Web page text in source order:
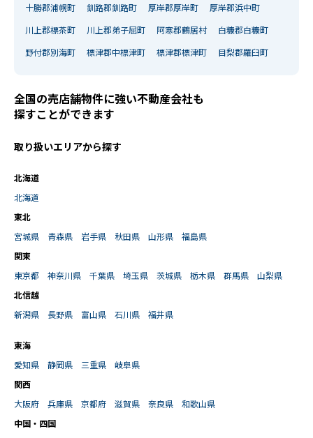
十勝郡浦幌町 釧路郡釧路町 厚岸郡厚岸町 厚岸郡浜中町
川上郡標茶町 川上郡弟子屈町 阿寒郡鶴居村 白糠郡白糠町
野付郡別海町 標津郡中標津町 標津郡標津町 目梨郡羅臼町
全国の売店舗物件に強い不動産会社も
探すことができます
取り扱いエリアから探す
北海道
北海道
東北
宮城県
青森県 岩手県 秋田県 山形県
福島県
関東
東京都
神奈川県 千葉県 埼玉県 茨城県 栃木県 群馬県
山梨県
北信越
新潟県
長野県 富山県 石川県 福井県
東海
愛知県
静岡県 三重県
岐阜県
関西
大阪府
兵庫県 京都府 滋賀県 奈良県
和歌山県
中国・四国